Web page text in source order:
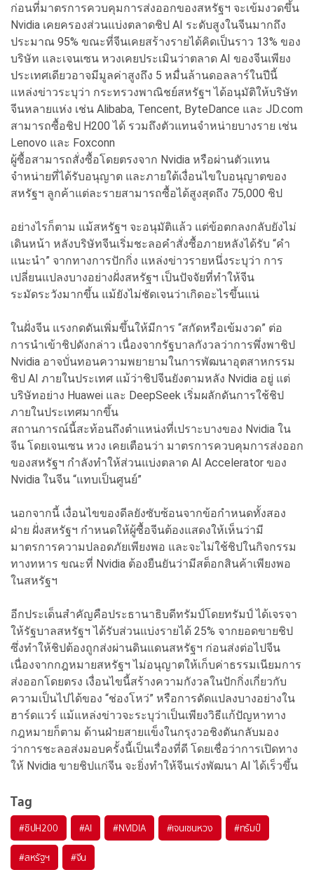
ก่อนที่มาตรการควบคุมการส่งออกของสหรัฐฯ จะเข้มงวดขึ้น
Nvidia เคยครองส่วนแบ่งตลาดชิป AI ระดับสูงในจีนมากถึง
ประมาณ 95% ขณะที่จีนเคยสร้างรายได้คิดเป็นราว 13% ของ
บริษัท และเจนเซน หวงเคยประเมินว่าตลาด AI ของจีนเพียง
ประเทศเดียวอาจมีมูลค่าสูงถึง 5 หมื่นล้านดอลลาร์ในปีนี้
แหล่งข่าวระบุว่า กระทรวงพาณิชย์สหรัฐฯ ได้อนุมัติให้บริษัท
จีนหลายแห่ง เช่น Alibaba, Tencent, ByteDance และ JD.com
สามารถซื้อชิป H200 ได้ รวมถึงตัวแทนจำหน่ายบางราย เช่น
Lenovo และ Foxconn
ผู้ซื้อสามารถสั่งซื้อโดยตรงจาก Nvidia หรือผ่านตัวแทน
จำหน่ายที่ได้รับอนุญาต และภายใต้เงื่อนไขใบอนุญาตของ
สหรัฐฯ ลูกค้าแต่ละรายสามารถซื้อได้สูงสุดถึง 75,000 ชิป
อย่างไรก็ตาม แม้สหรัฐฯ จะอนุมัติแล้ว แต่ข้อตกลงกลับยังไม่
เดินหน้า หลังบริษัทจีนเริ่มชะลอคำสั่งซื้อภายหลังได้รับ “คำ
แนะนำ” จากทางการปักกิ่ง แหล่งข่าวรายหนึ่งระบุว่า การ
เปลี่ยนแปลงบางอย่างฝั่งสหรัฐฯ เป็นปัจจัยที่ทำให้จีน
ระมัดระวังมากขึ้น แม้ยังไม่ชัดเจนว่าเกิดอะไรขึ้นแน่
ในฝั่งจีน แรงกดดันเพิ่มขึ้นให้มีการ “สกัดหรือเข้มงวด” ต่อ
การนำเข้าชิปดังกล่าว เนื่องจากรัฐบาลกังวลว่าการพึ่งพาชิป
Nvidia อาจบั่นทอนความพยายามในการพัฒนาอุตสาหกรรม
ชิป AI ภายในประเทศ แม้ว่าชิปจีนยังตามหลัง Nvidia อยู่ แต่
บริษัทอย่าง Huawei และ DeepSeek เริ่มผลักดันการใช้ชิป
ภายในประเทศมากขึ้น
สถานการณ์นี้สะท้อนถึงตำแหน่งที่เปราะบางของ Nvidia ใน
จีน โดยเจนเซน หวง เคยเตือนว่า มาตรการควบคุมการส่งออก
ของสหรัฐฯ กำลังทำให้ส่วนแบ่งตลาด AI Accelerator ของ
Nvidia ในจีน “แทบเป็นศูนย์”
นอกจากนี้ เงื่อนไขของดีลยังซับซ้อนจากข้อกำหนดทั้งสอง
ฝ่าย ฝั่งสหรัฐฯ กำหนดให้ผู้ซื้อจีนต้องแสดงให้เห็นว่ามี
มาตรการความปลอดภัยเพียงพอ และจะไม่ใช้ชิปในกิจกรรม
ทางทหาร ขณะที่ Nvidia ต้องยืนยันว่ามีสต็อกสินค้าเพียงพอ
ในสหรัฐฯ
อีกประเด็นสำคัญคือประธานาธิบดีทรัมป์โดยทรัมป์ ได้เจรจา
ให้รัฐบาลสหรัฐฯ ได้รับส่วนแบ่งรายได้ 25% จากยอดขายชิป
ซึ่งทำให้ชิปต้องถูกส่งผ่านดินแดนสหรัฐฯ ก่อนส่งต่อไปจีน
เนื่องจากกฎหมายสหรัฐฯ ไม่อนุญาตให้เก็บค่าธรรมเนียมการ
ส่งออกโดยตรง เงื่อนไขนี้สร้างความกังวลในปักกิ่งเกี่ยวกับ
ความเป็นไปได้ของ “ช่องโหว่” หรือการดัดแปลงบางอย่างใน
ฮาร์ดแวร์ แม้แหล่งข่าวจะระบุว่าเป็นเพียงวิธีแก้ปัญหาทาง
กฎหมายก็ตาม ด้านฝ่ายสายแข็งในกรุงวอชิงตันกลับมอง
ว่าการชะลอส่งมอบครั้งนี้เป็นเรื่องที่ดี โดยเชื่อว่าการเปิดทาง
ให้ Nvidia ขายชิปแก่จีน จะยิ่งทำให้จีนเร่งพัฒนา AI ได้เร็วขึ้น
Tag
#ชิปH200 #AI #NVIDIA #เจนเซนหวง #ทรัมป์
#สหรัฐฯ #จีน